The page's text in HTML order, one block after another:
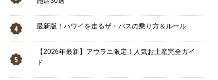
最新版！ハワイを走るザ・バスの乗り方＆ルール
【2026年最新】アウラニ限定！人気お土産完全ガイ
ド